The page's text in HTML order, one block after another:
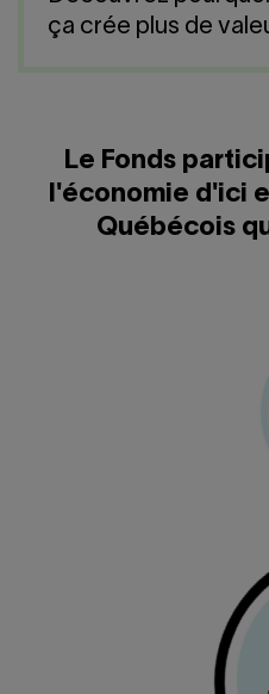
Nous joindre
ça crée plus de
Le Fonds
l'économie d'ici
Québécois